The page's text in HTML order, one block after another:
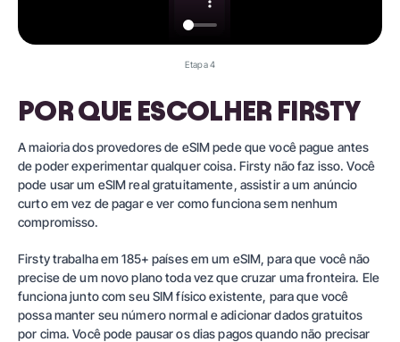
Etapa 4
POR QUE ESCOLHER FIRSTY
A maioria dos provedores de eSIM pede que você pague antes
de poder experimentar qualquer coisa. Firsty não faz isso. Você
pode usar um eSIM real gratuitamente, assistir a um anúncio
curto em vez de pagar e ver como funciona sem nenhum
compromisso.
Firstytrabalha em185+ paísesem um eSIM, para que você não
precise de um novo plano toda vez que cruzar uma fronteira. Ele
funciona junto com seu SIM físico existente, para que você
possa manter seu número normal e adicionar dados gratuitos
por cima. Você pode pausar os dias pagos quando não precisar